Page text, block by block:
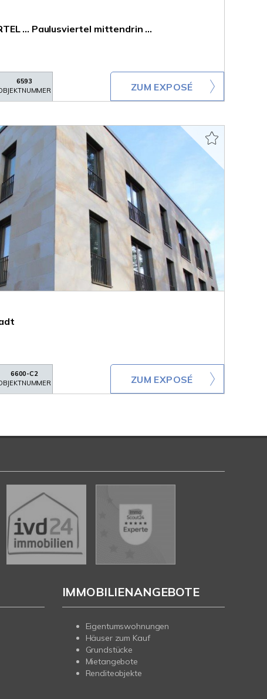
... Paulusviertel mittendrin ...
6593
ZUM EXPOSÉ
6600-C2
ZUM EXPOSÉ
IMMOBILIENANGEBOTE
Eigentumswohnungen
Häuser zum Kauf
Grundstücke
Mietangebote
Renditeobjekte